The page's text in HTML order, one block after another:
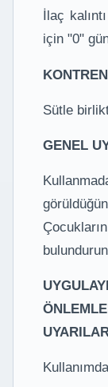
İlaç
için "0"
Sütle
GENEL